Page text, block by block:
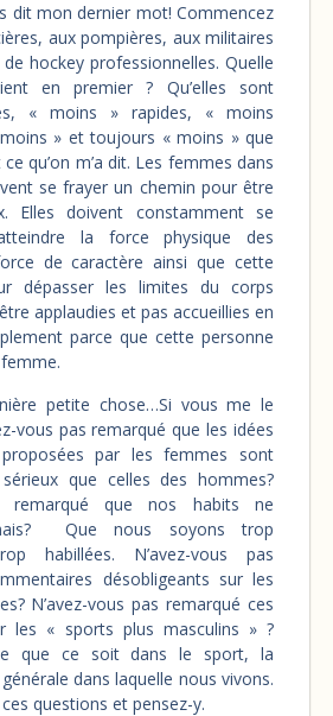
dit mon dernier mot! Commencez
aux pompières, aux militaires
hockey professionnelles. Quelle
en premier ? Qu’elles sont
« moins » rapides, « moins
» et toujours « moins » que
qu’on m’a dit. Les femmes dans
se frayer un chemin pour être
Elles doivent constamment se
la force physique des
de caractère ainsi que cette
dépasser les limites du corps
applaudies et pas accueillies en
parce que cette personne
femme.
petite chose…Si vous me le
vous pas remarqué que les idées
par les femmes sont
que celles des hommes?
remarqué que nos habits ne
Que nous soyons trop
habillées. N’avez-vous pas
désobligeants sur les
N’avez-vous pas remarqué ces
les « sports plus masculins » ?
que ce soit dans le sport, la
dans laquelle nous vivons.
questions et pensez-y.